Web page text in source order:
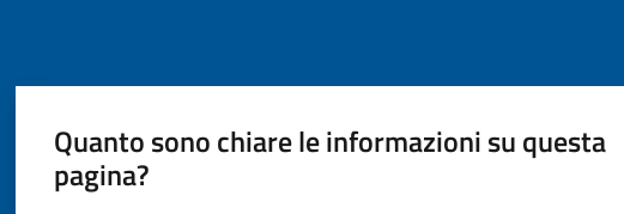
Quanto sono chiare le informazioni su questa
pagina?